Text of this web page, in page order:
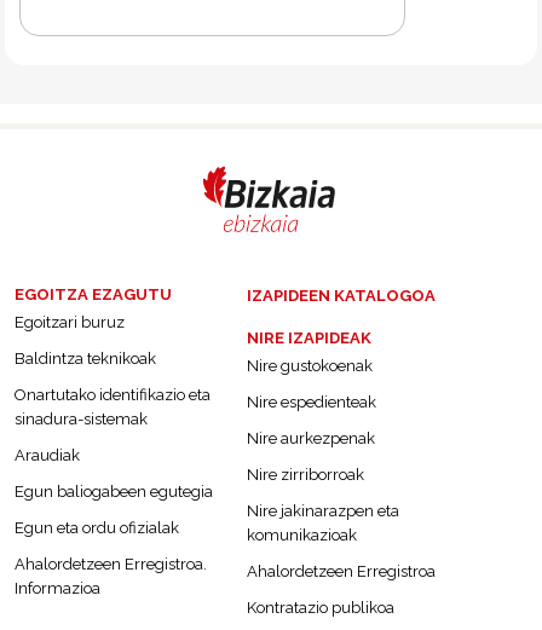
EGOITZA EZAGUTU
Egoitzari buruz
Baldintza teknikoak
Onartutako identifikazio eta
sinadura-sistemak
Araudiak
Egun baliogabeen egutegia
Egun eta ordu ofizialak
Ahalordetzeen Erregistroa.
Informazioa
IZAPIDEEN KATALOGOA
NIRE IZAPIDEAK
Nire gustokoenak
Nire espedienteak
Nire aurkezpenak
Nire zirriborroak
Nire jakinarazpen eta
komunikazioak
Ahalordetzeen Erregistroa
Kontratazio publikoa